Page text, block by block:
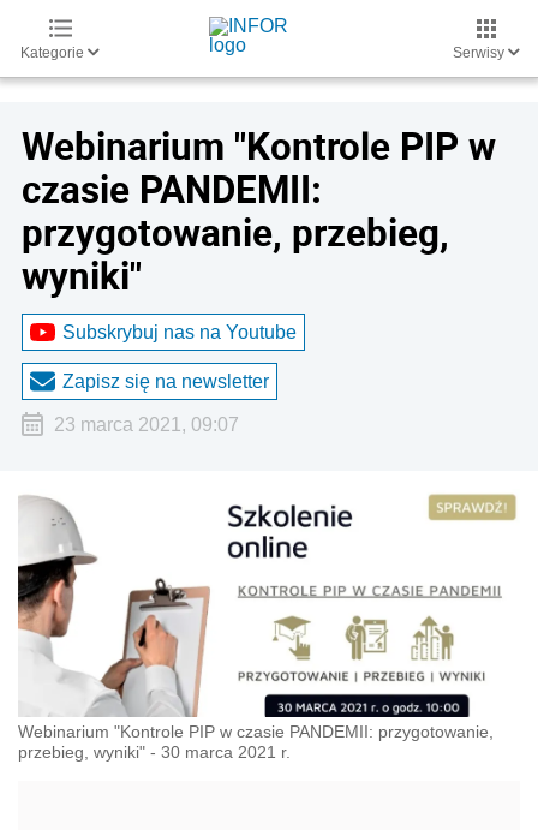
Kategorie Serwisy
Webinarium "Kontrole PIP w
czasie PANDEMII:
przygotowanie, przebieg,
wyniki"
Subskrybuj nas na Youtube
Zapisz się na newsletter
23 marca 2021, 09:07
Webinarium "Kontrole PIP w czasie PANDEMII: przygotowanie,
przebieg, wyniki" - 30 marca 2021 r.